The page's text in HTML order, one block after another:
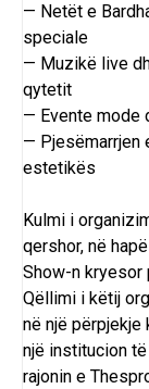
— Netët e
speciale
— Muzikë live
qytetit
— Evente mode
— Pjesëmarrjen
estetikës
Kulmi i
qershor, në
Show-n kryesor
Qëllimi i këtij
në një
një institucion
rajonin e